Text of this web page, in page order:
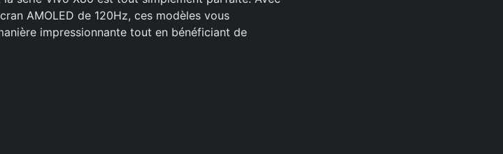
AMOLED de 120Hz, ces modèles vous
impressionnante tout en bénéficiant de